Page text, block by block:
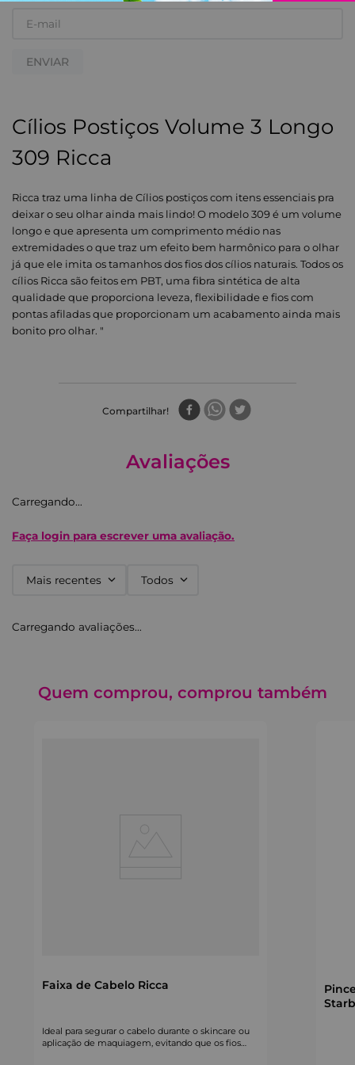
ENVIAR
Cílios Postiços Volume 3 Longo
309 Ricca
Ricca traz uma linha de Cílios postiços com itens essenciais pra
deixar o seu olhar ainda mais lindo! O modelo 309 é um volume
longo e que apresenta um comprimento médio nas
extremidades o que traz um efeito bem harmônico para o olhar
já que ele imita os tamanhos dos fios dos cílios naturais. Todos os
cílios Ricca são feitos em PBT, uma fibra sintética de alta
qualidade que proporciona leveza, flexibilidade e fios com
pontas afiladas que proporcionam um acabamento ainda mais
bonito pro olhar. "
Compartilhar
Avaliações
Carregando…
Faça login para escrever uma avaliação.
Mais recentes Todos
Carregando avaliações…
Quem comprou, comprou também
Faixa de Cabelo Ricca
Ideal para segurar o cabelo durante o skincare ou
aplicação de maquiagem, evitando que os fios